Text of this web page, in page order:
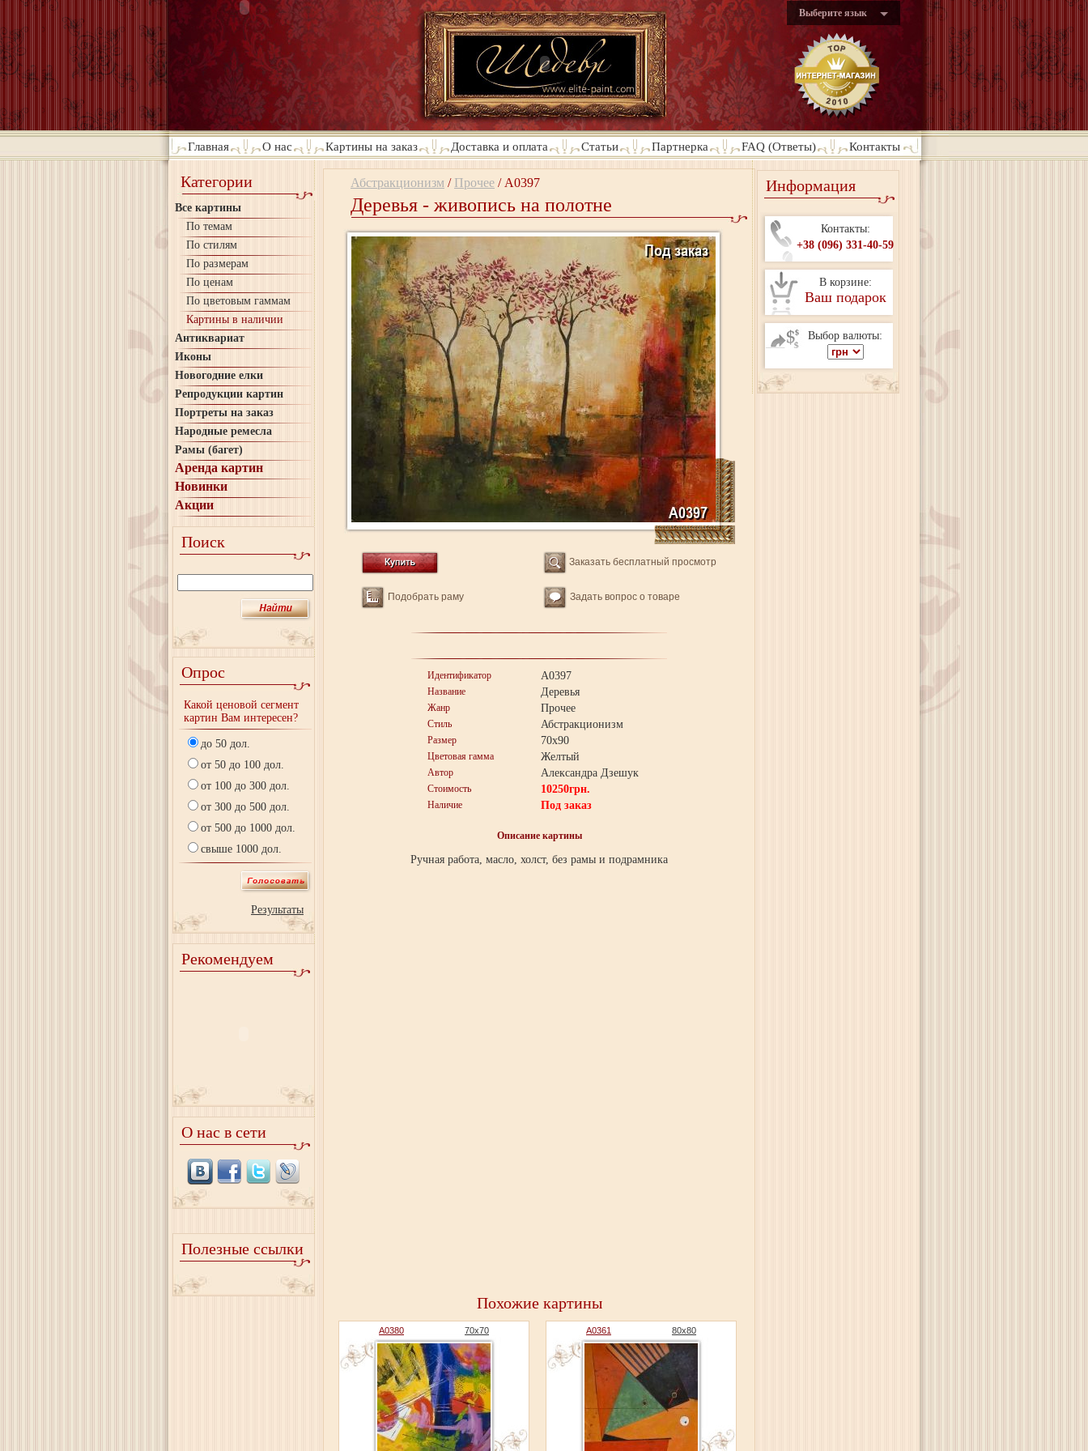
Выберите язык
Главная О нас Картины на заказ Доставка и оплата Статьи Партнерка FAQ (Ответы) Контакты
Категории
Все картины
По темам
По стилям
По размерам
По ценам
По цветовым гаммам
Картины в наличии
Антиквариат
Иконы
Новогодние елки
Репродукции картин
Портреты на заказ
Народные ремесла
Рамы (багет)
Аренда картин
Новинки
Акции
Поиск
Опрос
Какой ценовой сегмент
картин Вам интересен?
до 50 дол.
от 50 до 100 дол.
от 100 до 300 дол.
от 300 до 500 дол.
от 500 до 1000 дол.
свыше 1000 дол.
Результаты
Рекомендуем
О нас в сети
Полезные ссылки
Абстракционизм / Прочее / A0397
Деревья - живопись на полотне
Заказать бесплатный просмотр
Подобрать раму Задать вопрос о товаре
Идентификатор A0397
Название Деревья
Жанр Прочее
Стиль Абстракционизм
Размер 70x90
Цветовая гамма Желтый
Автор Александра Дзешук
Стоимость 10250грн.
Наличие Под заказ
Описание картины
Ручная работа, масло, холст, без рамы и подрамника
Похожие картины
A0380 70x70 A0361 80x80
Информация
Контакты:
+38 (096) 331-40-59
В корзине:
Ваш подарок
Выбор валюты: